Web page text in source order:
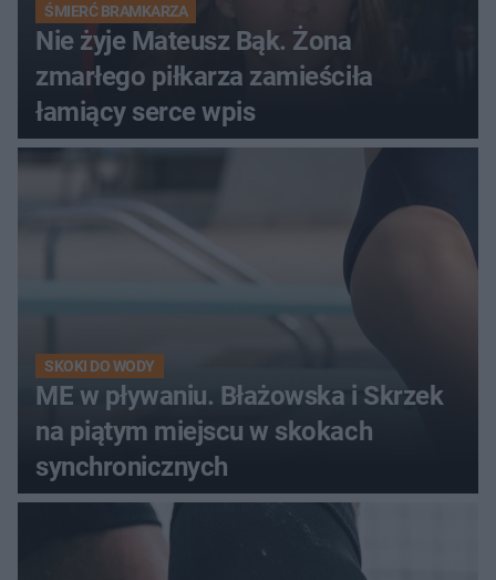
ŚMIERĆ BRAMKARZA
Nie żyje Mateusz Bąk. Żona
zmarłego piłkarza zamieściła
łamiący serce wpis
SKOKI DO WODY
ME w pływaniu. Błażowska i Skrzek
na piątym miejscu w skokach
synchronicznych